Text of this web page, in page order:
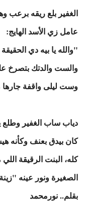
الغفير بلع ريقه برعب
عامل زي الأسد الهايج:
"والله يا بيه دي
والست والدتك بتصرخ
وست ليلى واقفة
دياب ساب الغفير وطلع
كان بيدق بعنف وكأنه
كله، البنت الرقيقة
الصغيرة ونور عينه
بقلم.. نورمحمد